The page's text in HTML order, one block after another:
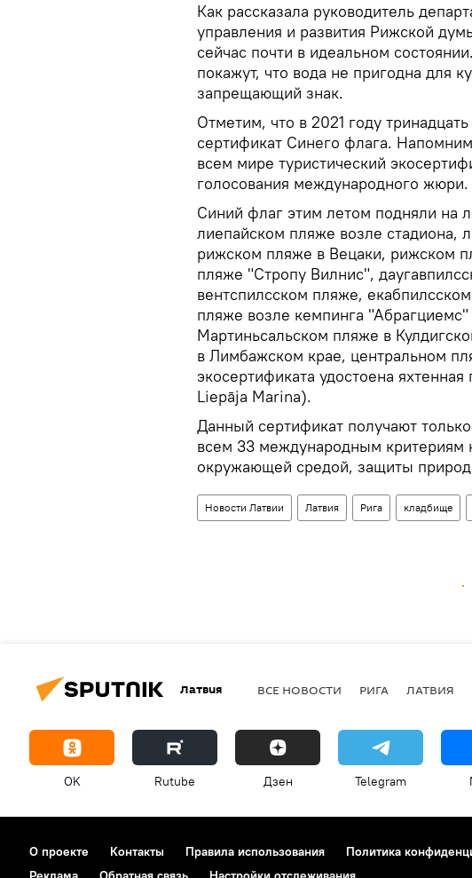
Как рассказала руководитель
управления и развития Рижской
сейчас почти в идеальном
покажут, что вода не пригодна для
запрещающий знак.
Отметим, что в 2021 году
сертификат Синего флага.
всем мире туристический
голосования международного жюри.
Синий флаг этим летом подняли на
лиепайском пляже возле стадиона,
рижском пляже в Вецаки, рижском
пляже "Стропу Вилнис",
вентспилсском пляже,
пляже возле кемпинга
Мартиньсальском пляже в
в Лимбажском крае, центральном
экосертификата удостоена
Liepāja Marina).
Данный сертификат получают
всем 33 международным критериям
окружающей средой, защиты
Новости Латвии Латвия Рига кладбище
Латвия ВСЕ НОВОСТИ РИГА ЛАТВИЯ
OK Rutube Дзен Telegram
О проекте Контакты Правила использования Политика